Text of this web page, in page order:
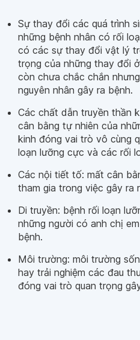
Sự thay đổi các quá trình
những bệnh nhân có rối
có các sự thay đổi vật lý
trọng của những thay đổi
còn chưa chắc chắn
nguyên nhân gây ra bệnh.
Các chất dẫn truyền thần
cân bằng tự nhiên của
kinh đóng vai trò vô cùng
loạn lưỡng cực và các rối
Các nội tiết tố: mất cân
tham gia trong việc gây ra
Di truyền: bệnh rối loạn
những người có anh chị
bệnh.
Môi trường: môi trường
hay trải nghiệm các đau
đóng vai trò quan trọng